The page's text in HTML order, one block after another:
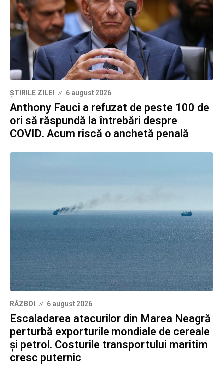
ȘTIRILE ZILEI 6 august 2026
Anthony Fauci a refuzat de peste 100 de
ori să răspundă la întrebări despre
COVID. Acum riscă o anchetă penală
RĂZBOI 6 august 2026
Escaladarea atacurilor din Marea Neagră
perturbă exporturile mondiale de cereale
și petrol. Costurile transportului maritim
cresc puternic